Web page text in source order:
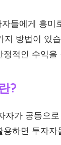
들에게 흥미
방법이 있
적인 수익
?
자가 공동으
하면 투자